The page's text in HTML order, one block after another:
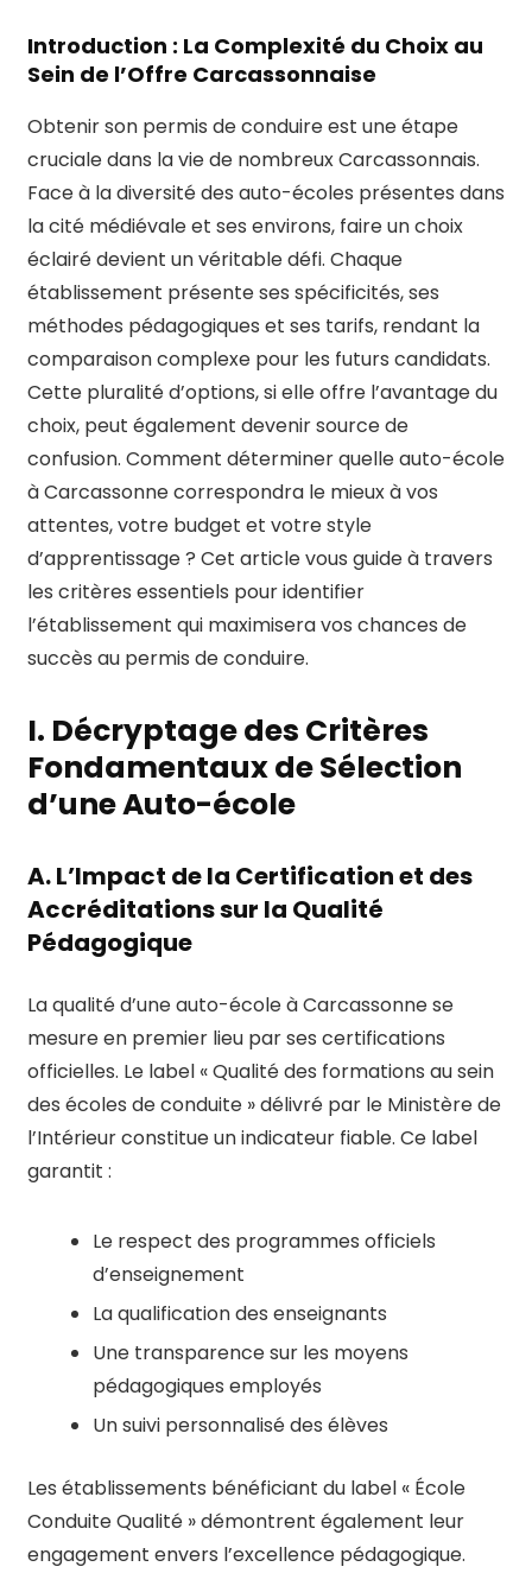
Introduction : La Complexité du Choix au
Sein de l’Offre Carcassonnaise
Obtenir son permis de conduire est une étape
cruciale dans la vie de nombreux Carcassonnais.
Face à la diversité des auto-écoles présentes dans
la cité médiévale et ses environs, faire un choix
éclairé devient un véritable défi. Chaque
établissement présente ses spécificités, ses
méthodes pédagogiques et ses tarifs, rendant la
comparaison complexe pour les futurs candidats.
Cette pluralité d’options, si elle offre l’avantage du
choix, peut également devenir source de
confusion. Comment déterminer quelle auto-école
à Carcassonne correspondra le mieux à vos
attentes, votre budget et votre style
d’apprentissage ? Cet article vous guide à travers
les critères essentiels pour identifier
l’établissement qui maximisera vos chances de
succès au permis de conduire.
I. Décryptage des Critères
Fondamentaux de Sélection
d’une Auto-école
A. L’Impact de la Certification et des
Accréditations sur la Qualité
Pédagogique
La qualité d’une auto-école à Carcassonne se
mesure en premier lieu par ses certifications
officielles. Le label « Qualité des formations au sein
des écoles de conduite » délivré par le Ministère de
l’Intérieur constitue un indicateur fiable. Ce label
garantit :
Le respect des programmes officiels
d’enseignement
La qualification des enseignants
Une transparence sur les moyens
pédagogiques employés
Un suivi personnalisé des élèves
Les établissements bénéficiant du label « École
Conduite Qualité » démontrent également leur
engagement envers l’excellence pédagogique.